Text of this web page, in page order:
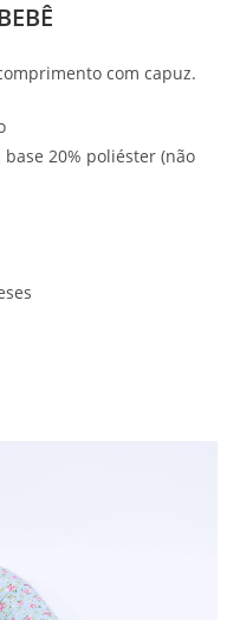
com capuz.
20% poliéster (não